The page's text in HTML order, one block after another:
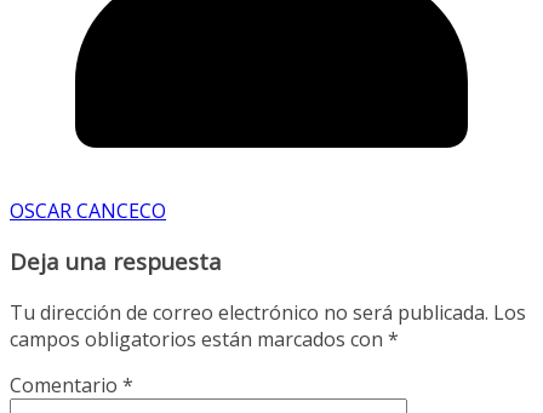
OSCAR CANCECO
Deja una respuesta
Tu dirección de correo electrónico no será publicada. Los
campos obligatorios están marcados con *
Comentario *